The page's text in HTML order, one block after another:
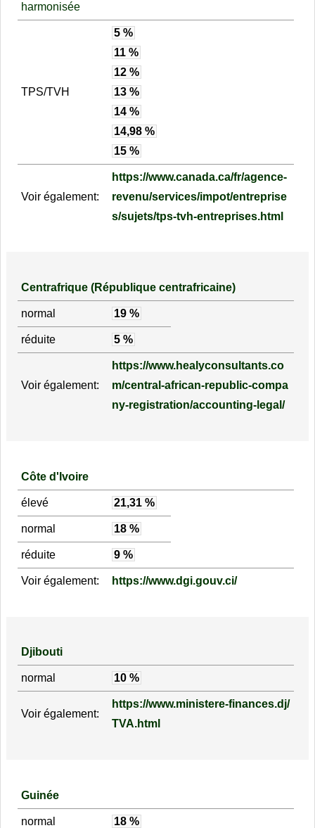
harmonisée
TPS/TVH
5 %
11 %
12 %
13 %
14 %
14,98 %
15 %
Voir également:
https://www.canada.ca/fr/agence-
revenu/services/impot/entreprise
s/sujets/tps-tvh-entreprises.html
Centrafrique (République centrafricaine)
normal 19 %
réduite 5 %
Voir également:
https://www.healyconsultants.co
m/central-african-republic-compa
ny-registration/accounting-legal/
Côte d'Ivoire
élevé 21,31 %
normal 18 %
réduite 9 %
Voir également: https://www.dgi.gouv.ci/
Djibouti
normal 10 %
Voir également:
https://www.ministere-finances.dj/
TVA.html
Guinée
normal 18 %